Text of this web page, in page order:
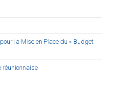
la Mise en Place du « Budget
réunionnaise